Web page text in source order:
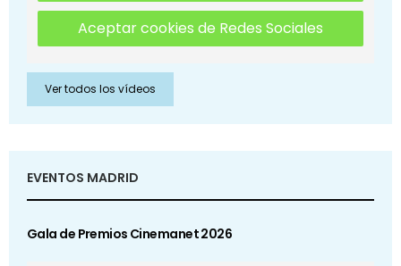
Aceptar cookies de Redes Sociales
Ver todos los vídeos
EVENTOS MADRID
Gala de Premios Cinemanet 2026